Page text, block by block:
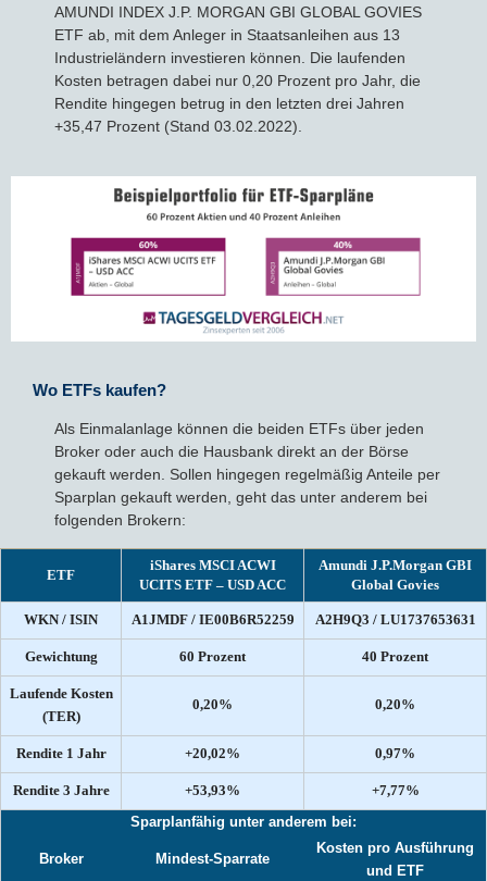
AMUNDI INDEX J.P. MORGAN GBI GLOBAL GOVIES
ETF ab, mit dem Anleger in Staatsanleihen aus 13
Industrieländern investieren können. Die laufenden
Kosten betragen dabei nur 0,20 Prozent pro Jahr, die
Rendite hingegen betrug in den letzten drei Jahren
+35,47 Prozent (Stand 03.02.2022).
Wo ETFs kaufen?
Als Einmalanlage können die beiden ETFs über jeden
Broker oder auch die Hausbank direkt an der Börse
gekauft werden. Sollen hingegen regelmäßig Anteile per
Sparplan gekauft werden, geht das unter anderem bei
folgenden Brokern:
ETF
iShares MSCI ACWI
UCITS ETF – USD ACC
Amundi J.P.Morgan GBI
Global Govies
WKN / ISIN A1JMDF / IE00B6R52259 A2H9Q3 / LU1737653631
Gewichtung 60 Prozent 40 Prozent
Laufende Kosten
(TER)
0,20% 0,20%
Rendite 1 Jahr +20,02% 0,97%
Rendite 3 Jahre +53,93% +7,77%
Sparplanfähig unter anderem bei:
Broker Mindest-Sparrate
Kosten pro Ausführung
und ETF